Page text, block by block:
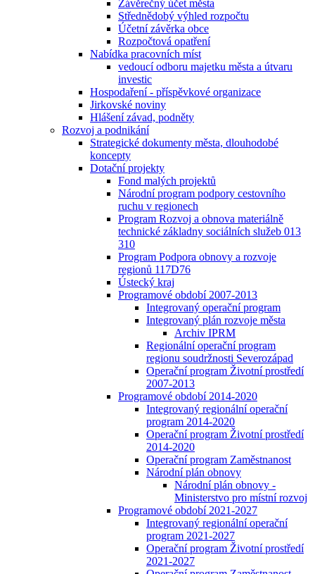
Závěrečný účet města
Střednědobý výhled rozpočtu
Účetní závěrka obce
Rozpočtová opatření
Nabídka pracovních míst
vedoucí odboru majetku města a útvaru
investic
Hospodaření - příspěvkové organizace
Jirkovské noviny
Hlášení závad, podněty
Rozvoj a podnikání
Strategické dokumenty města, dlouhodobé
koncepty
Dotační projekty
Fond malých projektů
Národní program podpory cestovního
ruchu v regionech
Program Rozvoj a obnova materiálně
technické základny sociálních služeb 013
310
Program Podpora obnovy a rozvoje
regionů 117D76
Ústecký kraj
Programové období 2007-2013
Integrovaný operační program
Integrovaný plán rozvoje města
Archiv IPRM
Regionální operační program
regionu soudržnosti Severozápad
Operační program Životní prostředí
2007-2013
Programové období 2014-2020
Integrovaný regionální operační
program 2014-2020
Operační program Životní prostředí
2014-2020
Operační program Zaměstnanost
Národní plán obnovy
Národní plán obnovy -
Ministerstvo pro místní rozvoj
Programové období 2021-2027
Integrovaný regionální operační
program 2021-2027
Operační program Životní prostředí
2021-2027